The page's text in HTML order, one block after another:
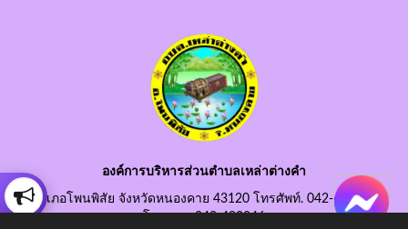
องค์การบริหารส่วนตำบลเหล่าต่างคำ
อำเภอโพนพิสัย จังหวัดหนองคาย 43120 โทรศัพท์. 042-490845
โทรสาร. 042-490846